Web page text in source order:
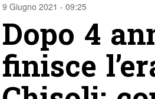
9 Giugno 2021 - 09:25
Dopo 4
finisce